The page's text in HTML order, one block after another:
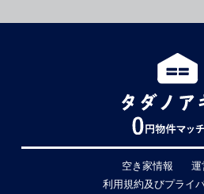
空き家情報
運
利用規約及びプライ